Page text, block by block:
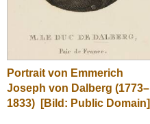
Portrait von Emmerich
Joseph von Dalberg (1773–
1833)
[Bild: Public Domain]